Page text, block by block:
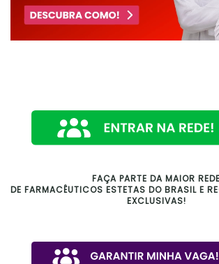
FAÇA PARTE DA MAIOR REDE
DE FARMACÊUTICOS ESTETAS DO BRASIL E
EXCLUSIVAS!